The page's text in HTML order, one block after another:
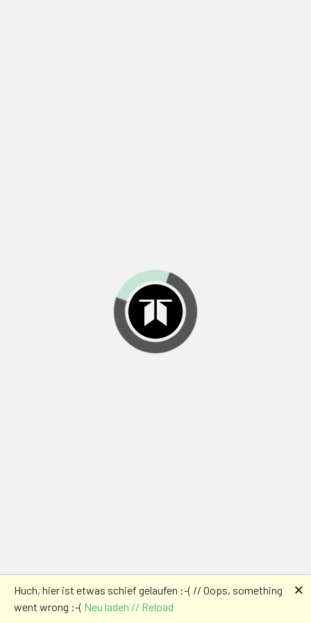
Huch, hier ist etwas schief gelaufen :-( // Oops, something
went wrong :-( Neu laden // Reload
🗙